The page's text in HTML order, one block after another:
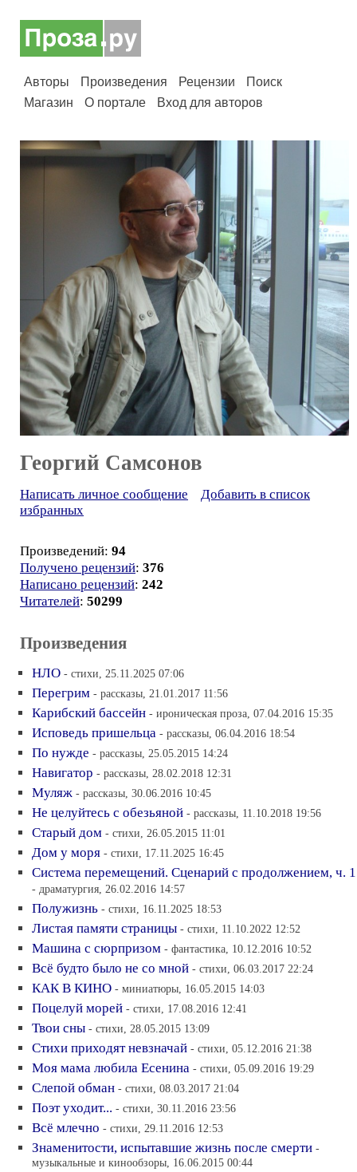
Авторы Произведения Рецензии
Поиск
Магазин
О портале Вход для авторов
Георгий Самсонов
Написать личное сообщение
Добавить в список
избранных
Произведений: 94
Получено рецензий: 376
Написано рецензий: 242
Читателей: 50299
Произведения
НЛО - стихи, 25.11.2025 07:06
Перегрим - рассказы, 21.01.2017 11:56
Карибский бассейн - ироническая проза, 07.04.2016 15:35
Исповедь пришельца - рассказы, 06.04.2016 18:54
По нужде - рассказы, 25.05.2015 14:24
Навигатор - рассказы, 28.02.2018 12:31
Муляж - рассказы, 30.06.2016 10:45
Не целуйтесь с обезьяной - рассказы, 11.10.2018 19:56
Старый дом - стихи, 26.05.2015 11:01
Дом у моря - стихи, 17.11.2025 16:45
Система перемещений. Сценарий с продолжением, ч. 1
- драматургия, 26.02.2016 14:57
Полужизнь - стихи, 16.11.2025 18:53
Листая памяти страницы - стихи, 11.10.2022 12:52
Машина с сюрпризом - фантастика, 10.12.2016 10:52
Всё будто было не со мной - стихи, 06.03.2017 22:24
КАК В КИНО - миниатюры, 16.05.2015 14:03
Поцелуй морей - стихи, 17.08.2016 12:41
Твои сны - стихи, 28.05.2015 13:09
Стихи приходят невзначай - стихи, 05.12.2016 21:38
Моя мама любила Есенина - стихи, 05.09.2016 19:29
Слепой обман - стихи, 08.03.2017 21:04
Поэт уходит... - стихи, 30.11.2016 23:56
Всё млечно - стихи, 29.11.2016 12:53
Знаменитости, испытавшие жизнь после смерти -
музыкальные и кинообзоры, 16.06.2015 00:44